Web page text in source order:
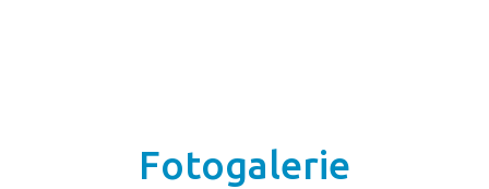
Fotogalerie